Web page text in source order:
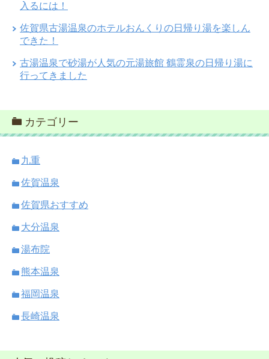
入るには！
佐賀県古湯温泉のホテルおんくりの日帰り湯を楽しん
できた！
古湯温泉で砂湯が人気の元湯旅館 鶴霊泉の日帰り湯に
行ってきました
カテゴリー
九重
佐賀温泉
佐賀県おすすめ
大分温泉
湯布院
熊本温泉
福岡温泉
長崎温泉